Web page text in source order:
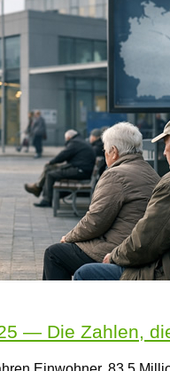
— Die Zahlen,